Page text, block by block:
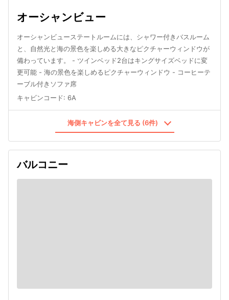
オーシャンビュー
オーシャンビューステートルームには、シャワー付きバスルーム
と、自然光と海の景色を楽しめる大きなピクチャーウィンドウが
備わっています。 - ツインベッド2台はキングサイズベッドに変
更可能 - 海の景色を楽しめるピクチャーウィンドウ - コーヒーテ
ーブル付きソファ席
キャビンコード: 6A
海側キャビンを全て見る (6件)
バルコニー